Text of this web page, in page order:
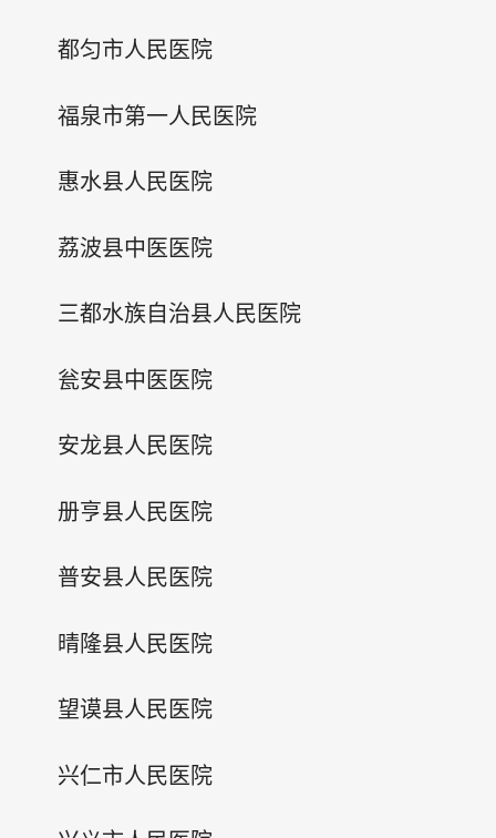
都匀市人民医院
福泉市第一人民医院
惠水县人民医院
荔波县中医医院
三都水族自治县人民医院
瓮安县中医医院
安龙县人民医院
册亨县人民医院
普安县人民医院
晴隆县人民医院
望谟县人民医院
兴仁市人民医院